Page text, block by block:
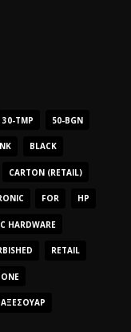
30-TMP 50-BGN
BLACK
CARTON (RETAIL)
FOR HP
HARDWARE
RETAIL
ΑΞΕΣΟΥΆΡ